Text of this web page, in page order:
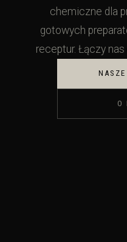
chemiczne dla
gotowych
receptur. Łączy
O